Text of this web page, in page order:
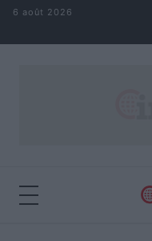
Aller au contenu
6 août 2026